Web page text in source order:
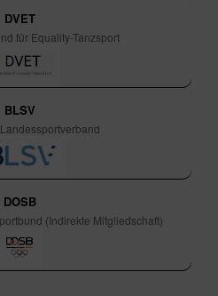
DVET
für Equality-Tanzsport
BLSV
DOSB
(Indirekte Mitgliedschaft)